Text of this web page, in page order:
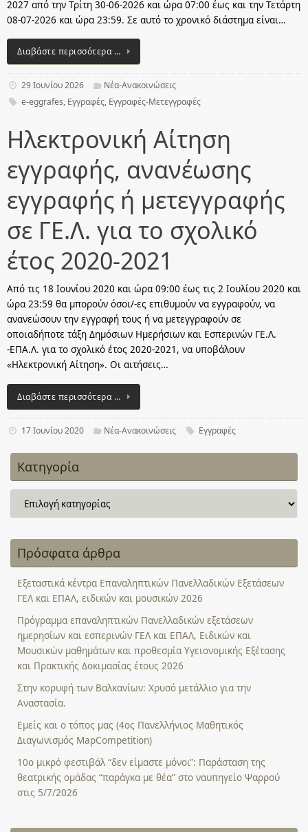
2027 από την Τρίτη 30-06-2026 και ώρα 07:00 έως και την Τετάρτη
08-07-2026 και ώρα 23:59. Σε αυτό το χρονικό διάστημα είναι…
Διαβάστε περισσότερα …
29 Ιουνίου 2026
Νέα-Ανακοινώσεις
e-eggrafes, Εγγραφές, Εγγραφές-Μετεγγραφές
Ηλεκτρονική Αίτηση
εγγραφής, ανανέωσης
εγγραφής ή μετεγγραφής
σε ΓΕ.Λ. για το σχολικό
έτος 2020-2021
Από τις 18 Ιουνίου 2020 και ώρα 09:00 έως τις 2 Ιουλίου 2020 και
ώρα 23:59 θα μπορούν όσοι/-ες επιθυμούν να εγγραφούν, να
ανανεώσουν την εγγραφή τους ή να μετεγγραφούν σε
οποιαδήποτε τάξη Δημόσιων Ημερήσιων και Εσπερινών ΓΕ.Λ.
-ΕΠΑ.Λ. για το σχολικό έτος 2020-2021, να υποβάλουν
«Ηλεκτρονική Αίτηση». Οι αιτήσεις…
Διαβάστε περισσότερα …
17 Ιουνίου 2020 Νέα-Ανακοινώσεις Εγγραφές
Κατηγορία
Πρόσφατα άρθρα
Εξεταστικά κέντρα Επαναληπτικών Πανελλαδικών Εξετάσεων
ΓΕΛ και ΕΠΑΛ, ειδικών και μουσικών 2026
Πρόγραμμα επαναληπτικών Πανελλαδικών εξετάσεων
ημερησίων και εσπερινών ΓΕΛ και ΕΠΑΛ, Ειδικών και
Μουσικών μαθημάτων και προθεσμία Υγειονομικής Εξέτασης
και Πρακτικής Δοκιμασίας έτους 2026
Στην κορυφή των Βαλκανίων: Χρυσό μετάλλιο για την
Αναστασία.
Εμείς και ο τόπος μας (4ος Πανελλήνιος Μαθητικός
Διαγωνισμός MapCompetition)
10ο μικρό φεστιβάλ “δεν είμαστε μόνοι”: Παράσταση της
θεατρικής ομάδας “παράγκα με θέα” στο ναυπηγείο Ψαρρού
στις 5/7/2026